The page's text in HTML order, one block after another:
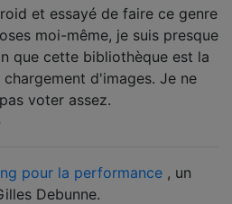
et essayé de faire ce genre
moi-même, je suis presque
que cette bibliothèque est la
d'images. Je ne
voter assez.
pour la performance , un
Debunne.